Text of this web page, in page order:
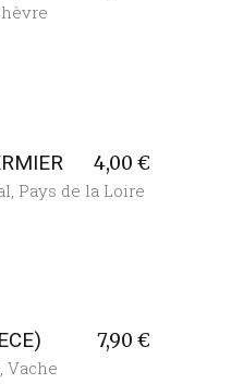
4,00 €
Pays de la Loire
7,90 €
, Vache